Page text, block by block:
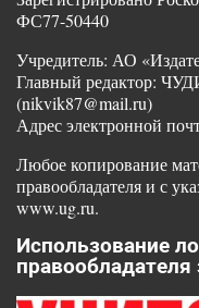
ФС77-50440
Учредитель: АО
Главный редактор:
(nikvik87@mail.ru)
Адрес электронной
Любое копирование
правообладателя и с
www.ug.ru.
Использование